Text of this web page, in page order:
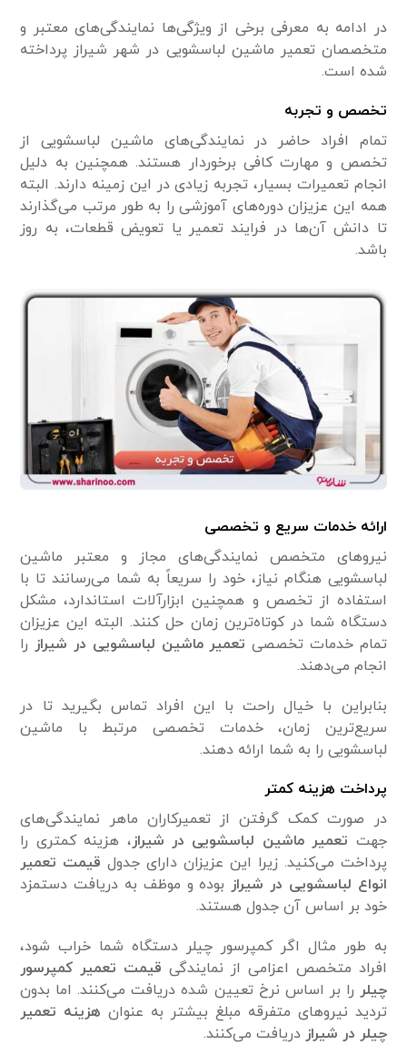
در ادامه به معرفی برخی از ویژگی‌ها نمایندگی‌های معتبر و
متخصصان تعمیر ماشین لباسشویی در شهر شیراز پرداخته
شده است.
تخصص و تجربه
تمام افراد حاضر در نمایندگی‌های ماشین لباسشویی از
تخصص و مهارت کافی برخوردار هستند. همچنین به دلیل
انجام تعمیرات بسیار، تجربه زیادی در این زمینه دارند. البته
همه این عزیزان دوره‌های آموزشی را به طور مرتب می‌گذارند
تا دانش آن‌ها در فرایند تعمیر یا تعویض قطعات، به روز
باشد.
ارائه خدمات سریع و تخصصی
نیرو‌های متخصص نمایندگی‌های مجاز و معتبر ماشین
لباسشویی هنگام نیاز، خود را سریعاً به شما می‌رسانند تا با
استفاده از تخصص و همچنین ابزارآلات استاندارد، مشکل
دستگاه شما در کوتاه‌ترین زمان حل کنند. البته این عزیزان
تمام خدمات تخصصی تعمیر ماشین لباسشویی در شیراز را
انجام می‌دهند.
بنابراین با خیال راحت با این افراد تماس بگیرید تا در
سریع‌ترین زمان، خدمات تخصصی مرتبط با ماشین
لباسشویی را به شما ارائه دهند.
پرداخت هزینه کمتر
در صورت کمک گرفتن از تعمیرکاران ماهر نمایندگی‌های
جهت تعمیر ماشین لباسشویی در شیراز، هزینه کمتری را
پرداخت می‌کنید. زیرا این عزیزان دارای جدول قیمت تعمیر
انواع لباسشویی در شیراز بوده و موظف به دریافت دستمزد
خود بر اساس آن جدول هستند.
به طور مثال اگر کمپرسور چیلر دستگاه شما خراب شود،
افراد متخصص اعزامی از نمایندگی قیمت تعمیر کمپرسور
چیلر را بر اساس نرخ تعیین شده دریافت می‌کنند. اما بدون
تردید نیرو‌های متفرقه مبلغ بیشتر به عنوان هزینه تعمیر
چیلر در شیراز دریافت می‌کنند.